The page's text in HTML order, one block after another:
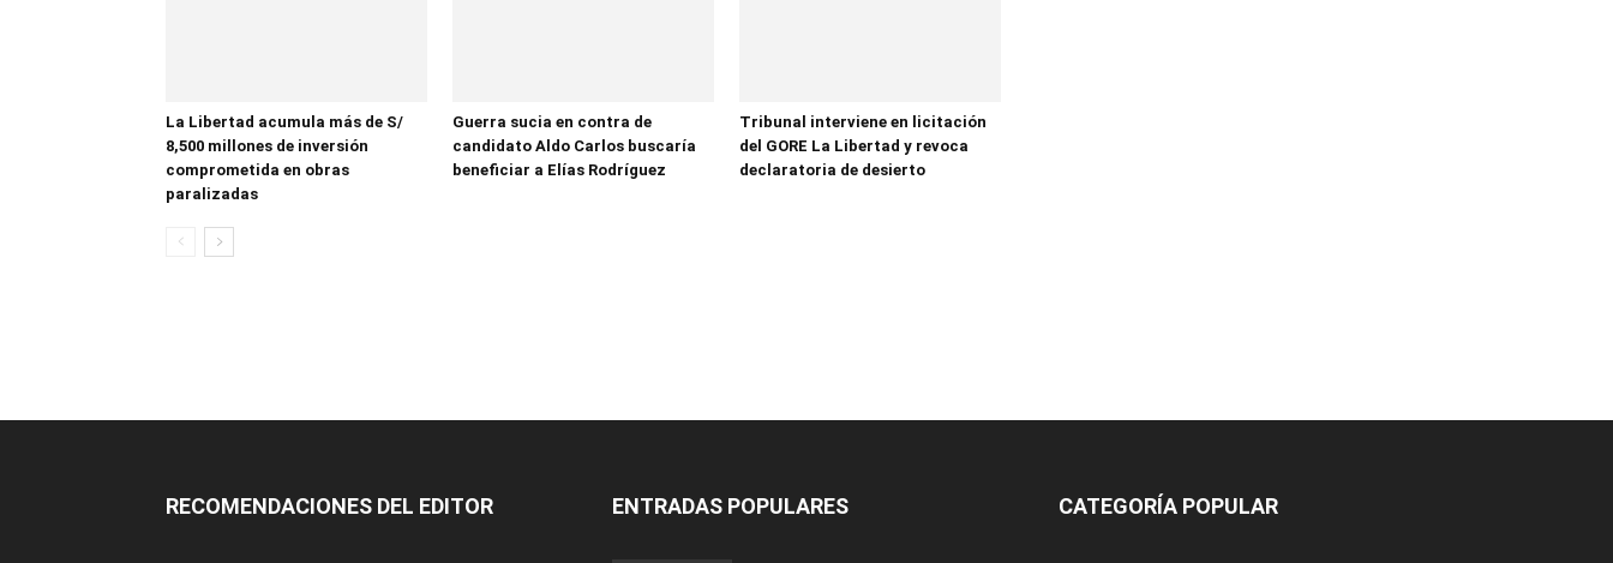
La Libertad acumula más de S/
8,500 millones de inversión
comprometida en obras
paralizadas
Guerra sucia en contra de
candidato Aldo Carlos buscaría
beneficiar a Elías Rodríguez
Tribunal interviene en licitación
del GORE La Libertad y revoca
declaratoria de desierto
RECOMENDACIONES DEL EDITOR ENTRADAS POPULARES CATEGORÍA POPULAR